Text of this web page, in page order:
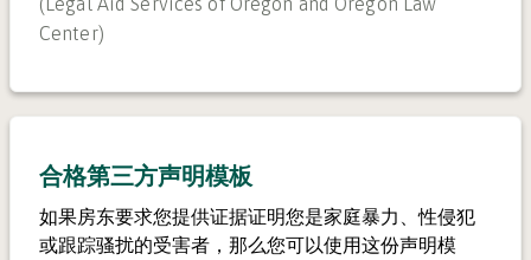
Center)
合格第三方声明模板
如果房东要求您提供证据证明您是家庭暴力、性侵犯
或跟踪骚扰的受害者，那么您可以使用这份声明模